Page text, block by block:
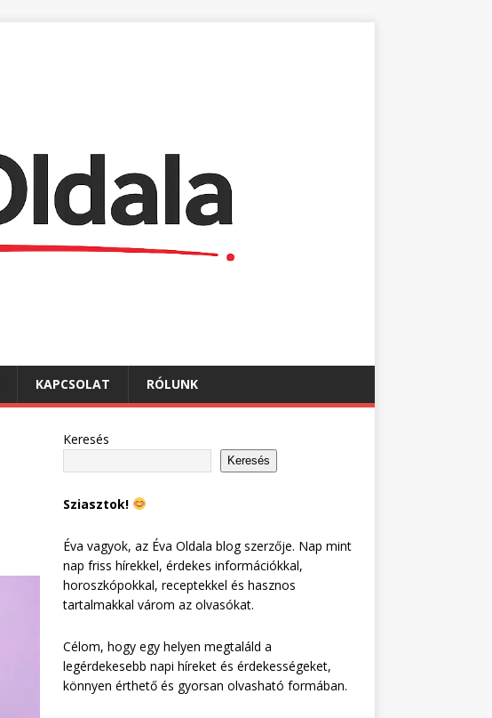
KAPCSOLAT RÓLUNK
Keresés
Keresés
Sziasztok!
Éva vagyok, az Éva Oldala blog szerzője. Nap mint
nap friss hírekkel, érdekes információkkal,
horoszkópokkal, receptekkel és hasznos
tartalmakkal várom az olvasókat.
Célom, hogy egy helyen megtaláld a
legérdekesebb napi híreket és érdekességeket,
könnyen érthető és gyorsan olvasható formában.